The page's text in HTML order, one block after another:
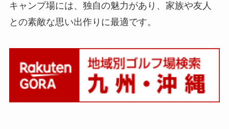
キャンプ場には、独自の魅力があり、家族や友人
との素敵な思い出作りに最適です。